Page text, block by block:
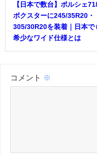
【日本で数台】ポルシェ
ボクスターに245/35R20・
305/30R20を装着｜日本で
希少なワイド仕様とは
コメント ※